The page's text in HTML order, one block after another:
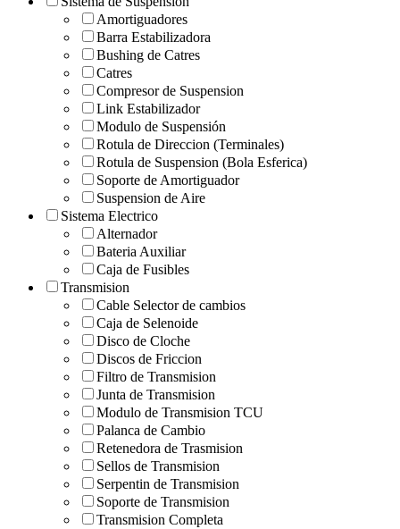
Amortiguadores
Barra Estabilizadora
Bushing de Catres
Catres
Compresor de Suspension
Link Estabilizador
Modulo de Suspensión
Rotula de Direccion (Terminales)
Rotula de Suspension (Bola Esferica)
Soporte de Amortiguador
Suspension de Aire
Sistema Electrico
Alternador
Bateria Auxiliar
Caja de Fusibles
Transmision
Cable Selector de cambios
Caja de Selenoide
Disco de Cloche
Discos de Friccion
Filtro de Transmision
Junta de Transmision
Modulo de Transmision TCU
Palanca de Cambio
Retenedora de Trasmision
Sellos de Transmision
Serpentin de Transmision
Soporte de Transmision
Transmision Completa